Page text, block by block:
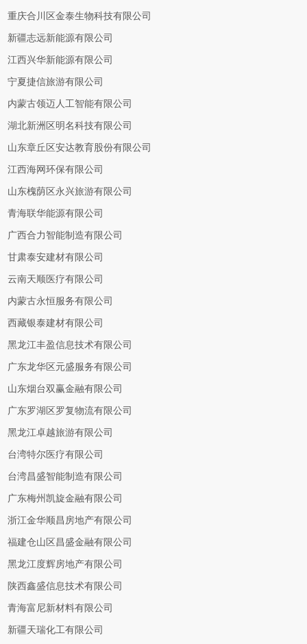
重庆合川区金泰生物科技有限公司
新疆志远新能源有限公司
江西兴华新能源有限公司
宁夏捷信旅游有限公司
内蒙古领迈人工智能有限公司
湖北新洲区明名科技有限公司
山东章丘区安达教育股份有限公司
江西海网环保有限公司
山东槐荫区永兴旅游有限公司
青海联华能源有限公司
广西合力智能制造有限公司
甘肃泰安建材有限公司
云南天顺医疗有限公司
内蒙古永恒服务有限公司
西藏银泰建材有限公司
黑龙江丰盈信息技术有限公司
广东龙华区元盛服务有限公司
山东烟台双赢金融有限公司
广东罗湖区罗复物流有限公司
黑龙江卓越旅游有限公司
台湾特尔医疗有限公司
台湾昌盛智能制造有限公司
广东梅州凯旋金融有限公司
浙江金华顺昌房地产有限公司
福建仓山区昌盛金融有限公司
黑龙江度辉房地产有限公司
陕西鑫盛信息技术有限公司
青海富尼新材料有限公司
新疆天瑞化工有限公司